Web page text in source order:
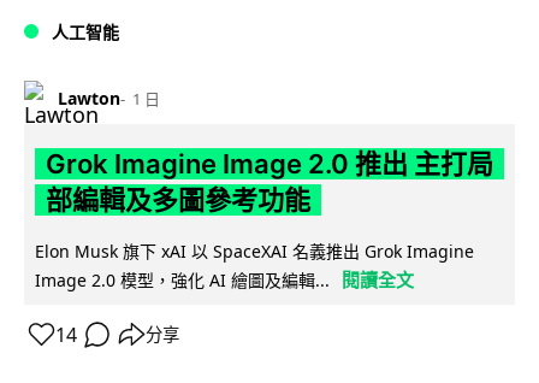
人工智能
Lawton 1 日
Grok Imagine Image 2.0 推出 主打局
部編輯及多圖參考功能
Elon Musk 旗下 xAI 以 SpaceXAI 名義推出 Grok Imagine
Image 2.0 模型，強化 AI 繪圖及編輯...
閱讀全文
14 分享